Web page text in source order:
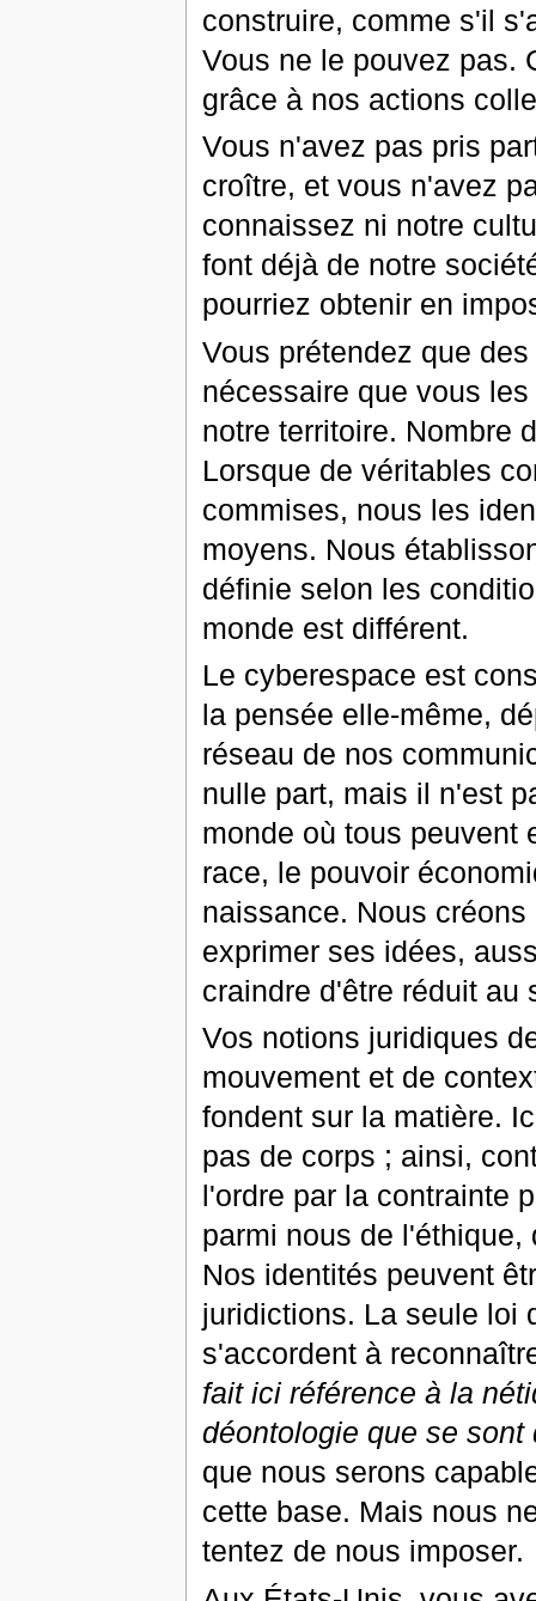
construire, comme s'il
Vous ne le pouvez pas.
grâce à nos actions
Vous n'avez pas pris
croître, et vous n'avez
connaissez ni notre
font déjà de notre
pourriez obtenir en
Vous prétendez que
nécessaire que vous
notre territoire. Nombre
Lorsque de véritables
commises, nous les
moyens. Nous
définie selon les
monde est différent.
Le cyberespace est
la pensée elle-même,
réseau de nos
nulle part, mais il n'est
monde où tous peuvent
race, le pouvoir
naissance. Nous
exprimer ses idées,
craindre d'être réduit au
Vos notions juridiques
mouvement et de
fondent sur la matière.
pas de corps ; ainsi,
l'ordre par la contrainte
parmi nous de
Nos identités peuvent
juridictions. La seule loi
s'accordent à
fait ici référence à la
déontologie que se
que nous serons
cette base. Mais nous
tentez de nous imposer.